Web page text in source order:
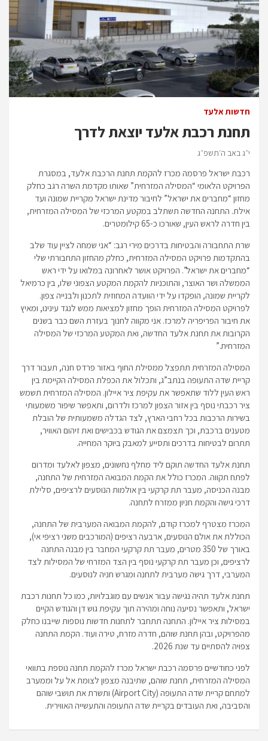
חדשות אלעד
תחנת רכבת אלעד יוצאת לדרך
י״ג באב ה׳תשפ״ג
רכבת ישראל פרסמה מכרז להקמת תחנת הרכבת אלעד, במסגרת
הפרויקט הלאומי “המסילה המזרחית” שאותו מקדמת השרה רגב כחלק
מחזון “מחברים את ישראל” לחיבור מדינת ישראל מקריית שמונה ועד
אילת. התחנה החדשה תשתלב במקטע המרכזי של המסילה המזרחית,
בין חדרה לראש העין, שאורכו כ-65 קילומטרים.
שרת התחבורה והבטיחות בדרכים מירי רגב: “אני שמחה לציין עוד שלב
בהתקדמות פרויקט המסילה המזרחית, כחלק מהחזון התחבורתי שלי
“מחברים את ישראל”. הפרויקט אושר לאחרונה במלואו על ידי ראש
הממשלה ושר האוצר, והתוכניות להקמת המקטע הצפוני שלו, בין כרמיאל
לקריית שמונה, הופקדו על ידי הוועדה המחוזית לתכנון ולבנייה צפון.
לפרויקט המסילה המזרחית הופך מחזון למציאות ממש לנגד עינינו, ומאיץ
את חיבור הפריפריה למרכז. אני מקווה לחנוך בעזרת השם כבר בשנים
הקרובות את תחנת אלעד החדשה, ואת המקטע המרכזי של המסילה
המזרחית.”
המסילה המזרחית תתפצל ממסילת החוף באזור פרדס חנה, תעבור דרך
קריית שדה התעופה בנתב”ג, ותכלול את הכפלת המסילה הקיימת בין
ראש העין ללוד שתאפשר את עקיפת ציר איילון. המסילה המזרחית תשמש
ציר רכבתי נוסף בין אזור הצפון למרכז ולדרום, ותאפשר שיפור משמעותי
בשירות הרכבות בכל רחבי הארץ, לצד הגדלה משמעותית של הובלת
מטענים ברכבת, וכך תצמצם את הגודש בכבישים ואת זיהום האוויר,
תתרום לבטיחות בדרכים ותסייע למאבק ביוקר המחייה.
תחנת אלעד החדשה תוקם ליד מחלף נחשונים, מצפון לאלעד ומדרום
לפתח תקווה. המכרז כולל את הקמת המבואה המזרחית של התחנה,
מבנה הכניסה, מעבר תת קרקעי בין אולמות הנוסעים לרציפים, סלילת
דרכי גישה והקמת חניון ממזרח לתחנה.
המכרז מצטרף למכרז קודם, להקמת המבואה המערבית של התחנה,
הכוללת את אולם הנוסעים, ארבעה רציפים (המורכבים משני רציפי אי),
באורך של 350 מטרים, מעבר תת קרקעי המחבר בין מבנה התחנה
לרציפים, וכן מעבר תת קרקעי נוסף בין הצד המזרחי של המסילות לצד
המערבי, דרך גישה מערבית לתחנה ומגרש חניה לנוסעים.
תחנת אלעד תהיה נגישה עבור אנשים עם מוגבלויות, כמו כל תחנות רכבת
ישראל, ותאפשר נסיעה נוחה ומהירה תוך עקיפת גוש דן והגודש הקיים
במסילות ציר איילון. התחנה תתחבר לתחנות חדשות נוספות שייבנו כחלק
מהפרויקט, ובהן תחנת שוהם, חדרה מזרח, טירה ועוד. הקמת התחנה
צפויה להסתיים עד שנת 2026.
לפני כחודשיים פרסמה רכבת ישראל מכרז להקמת תחנה נוספת בתוואי
המסילה המזרחית, תחנת שוהם, שתיבנה מצפון לצומת אל על וממערב
למתחם קריית שדה התעופה (Airport City) ותשרת את תושבי שוהם
והסביבה, ואת העובדים בקריית שדה התעופה והתעשייה האווירית.